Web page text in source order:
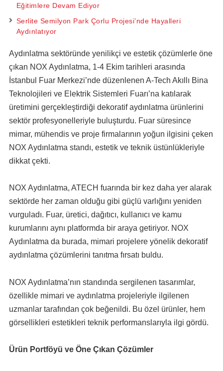
Eğitimlere Devam Ediyor
Serlite Semilyon Park Çorlu Projesi’nde Hayalleri
Aydınlatıyor
Aydınlatma sektöründe yenilikçi ve estetik çözümlerle öne
çıkan NOX Aydınlatma, 1-4 Ekim tarihleri arasında
İstanbul Fuar Merkezi’nde düzenlenen A-Tech Akıllı Bina
Teknolojileri ve Elektrik Sistemleri Fuarı’na katılarak
üretimini gerçekleştirdiği dekoratif aydınlatma ürünlerini
sektör profesyonelleriyle buluşturdu. Fuar süresince
mimar, mühendis ve proje firmalarının yoğun ilgisini çeken
NOX Aydınlatma standı, estetik ve teknik üstünlükleriyle
dikkat çekti.
NOX Aydınlatma, ATECH fuarında bir kez daha yer alarak
sektörde her zaman olduğu gibi güçlü varlığını yeniden
vurguladı. Fuar, üretici, dağıtıcı, kullanıcı ve kamu
kurumlarını aynı platformda bir araya getiriyor. NOX
Aydınlatma da burada, mimari projelere yönelik dekoratif
aydınlatma çözümlerini tanıtma fırsatı buldu.
NOX Aydınlatma’nın standında sergilenen tasarımlar,
özellikle mimari ve aydınlatma projeleriyle ilgilenen
uzmanlar tarafından çok beğenildi. Bu özel ürünler, hem
görsellikleri estetikleri teknik performanslarıyla ilgi gördü.
Ürün Portföyü ve Öne Çıkan Çözümler